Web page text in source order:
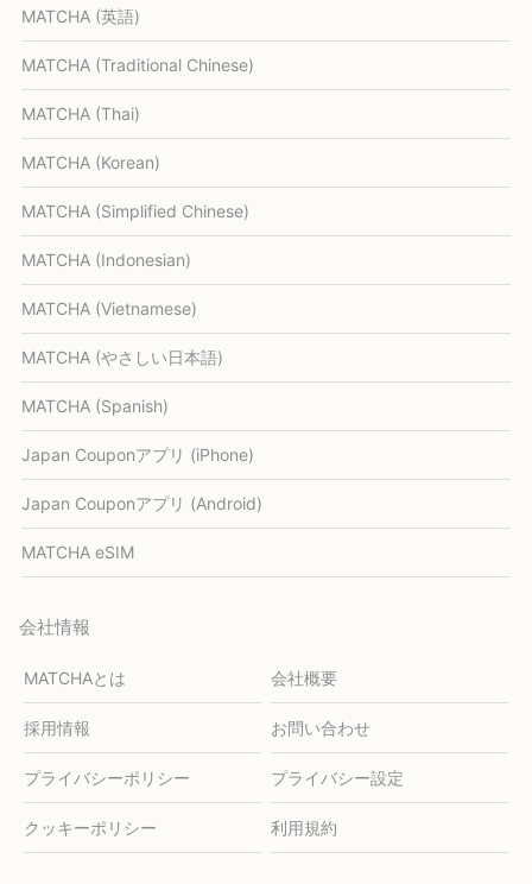
MATCHA (英語)
MATCHA (Traditional Chinese)
MATCHA (Thai)
MATCHA (Korean)
MATCHA (Simplified Chinese)
MATCHA (Indonesian)
MATCHA (Vietnamese)
MATCHA (やさしい日本語)
MATCHA (Spanish)
Japan Couponアプリ (iPhone)
Japan Couponアプリ (Android)
MATCHA eSIM
会社情報
MATCHAとは 会社概要
採用情報 お問い合わせ
プライバシーポリシー プライバシー設定
クッキーポリシー 利用規約